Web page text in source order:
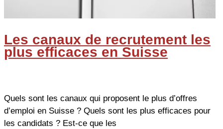
Les canaux de recrutement les
plus efficaces en Suisse
Quels sont les canaux qui proposent le plus d’offres
d’emploi en Suisse ? Quels sont les plus efficaces pour
les candidats ? Est-ce que les